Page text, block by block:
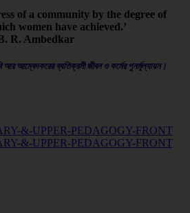
of a community by the degree of
women have achieved.’
R. Ambedkar
আর আম্বেদকরের ব্যতিক্রমী জীবন ও কর্মের পুনর্মূল্যায়ন।